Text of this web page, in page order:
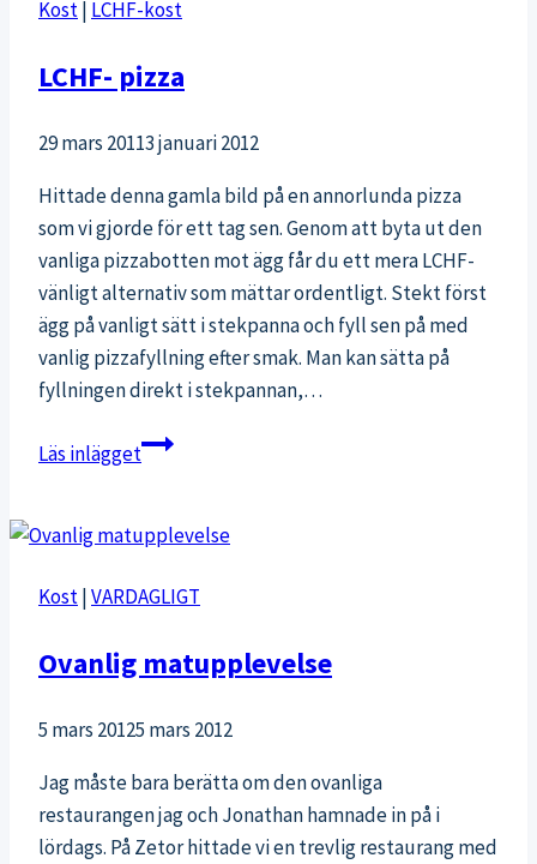
och
mat!
Kost| LCHF-kost
LCHF- pizza
29 mars 20113 januari 2012
Hittade denna gamla bild på en annorlunda pizza
som vi gjorde för ett tag sen. Genom att byta ut den
vanliga pizzabotten mot ägg får du ett mera LCHF-
vänligt alternativ som mättar ordentligt. Stekt först
ägg på vanligt sätt i stekpanna och fyll sen på med
vanlig pizzafyllning efter smak. Man kan sätta på
fyllningen direkt i stekpannan,…
Läs inläggetLCHF-
Kost|VARDAGLIGT
Ovanlig matupplevelse
5 mars 20125 mars 2012
Jag måste bara berätta om den ovanliga
restaurangen jag och Jonathan hamnade in på i
lördags. På Zetor hittade vi en trevlig restaurang med